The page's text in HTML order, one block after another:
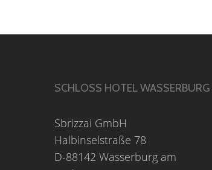
SCHLOSS HOTEL WASSERBURG
Sbrizzai GmbH
Halbinselstraße 78
D-88142 Wasserburg am